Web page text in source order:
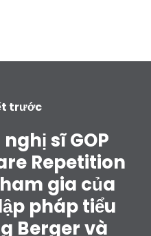
trước
sĩ GOP
Repetition
gia của
pháp tiểu
Berger và